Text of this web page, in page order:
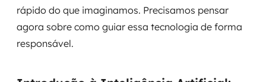
rápido do que imaginamos. Precisamos pensar
agora sobre como guiar essa tecnologia de forma
responsável.